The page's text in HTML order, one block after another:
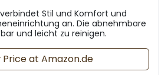
Stil und Komfort und
an. Die abnehmbare
und leicht zu reinigen.
Price at Amazon.de